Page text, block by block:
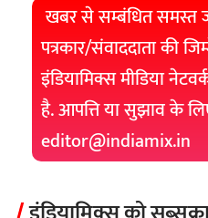
खबर से सम्बंधित समस्त
पत्रकार/संवाददाता की
इंडियामिक्स मीडिया
है. आपत्ति या सुझाव के
editor@indiamix.in